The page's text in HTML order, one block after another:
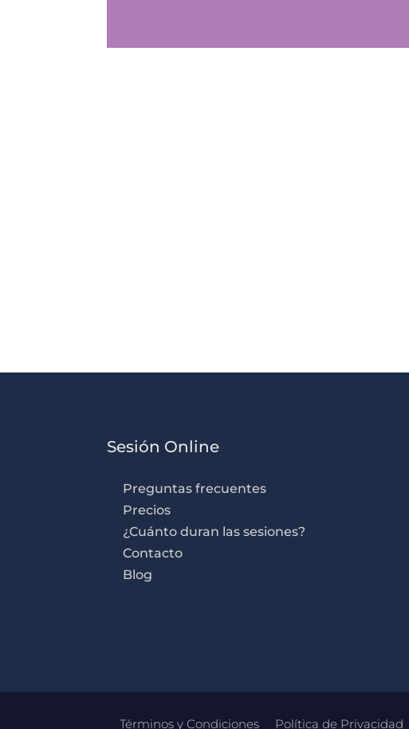
Sesión Online
Preguntas frecuentes
Precios
¿Cuánto duran las sesiones?
Contacto
Blog
Términos y Condiciones Política de Privacidad